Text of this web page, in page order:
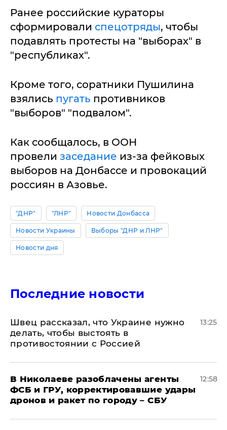
Ранее российские кураторы
сформировали спецотряды, чтобы
подавлять протесты на "выборах" в
"республиках".
Кроме того, соратники Пушилина
взялись пугать противников
"выборов" "подвалом".
Как сообщалось, в ООН
провели заседание из-за фейковых
выборов на Донбассе и провокаций
россиян в Азовье.
"ДНР" "ЛНР" Новости Донбасса
Новости Украины Выборы "ДНР и ЛНР"
Новости дня
Последние новости
Швец рассказал, что Украине нужно
делать, чтобы выстоять в
противостоянии с Россией
13:25
В Николаеве разоблачены агенты
ФСБ и ГРУ, корректировавшие удары
дронов и ракет по городу – СБУ
12:58